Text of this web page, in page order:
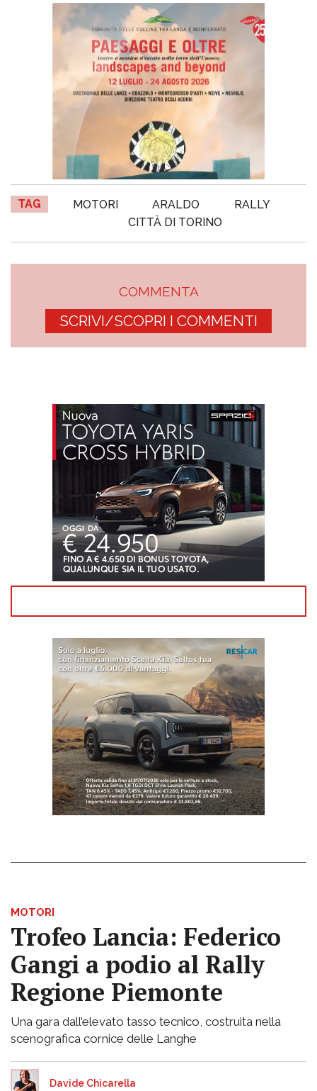
TAG MOTORI ARALDO
RALLY
CITTÀ DI TORINO
COMMENTA
SCRIVI/SCOPRI I COMMENTI
MOTORI
Trofeo Lancia: Federico
Gangi a podio al Rally
Regione Piemonte
Una gara dall’elevato tasso tecnico, costruita nella
scenografica cornice delle Langhe
Davide Chicarella